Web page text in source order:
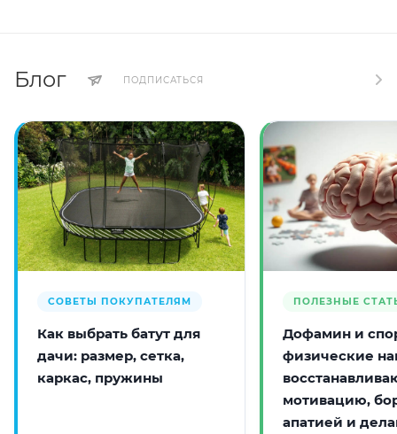
Блог ПОДПИСАТЬСЯ
СОВЕТЫ ПОКУПАТЕЛЯМ
Как выбрать батут для
дачи: размер, сетка,
каркас, пружины
ПОЛЕЗНЫЕ
Дофамин и
физические
мотивацию,
апатией и